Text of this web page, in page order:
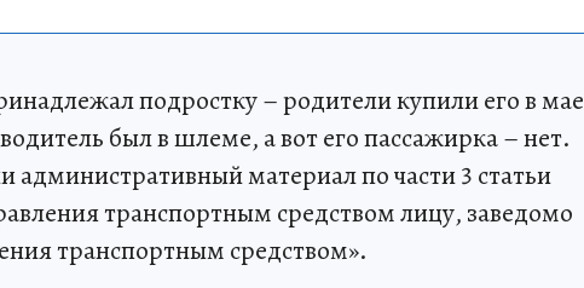
подростку – родители купили его в мае
был в шлеме, а вот его пассажирка – нет.
административный материал по части 3 статьи
транспортным средством лицу, заведомо
транспортным средством».